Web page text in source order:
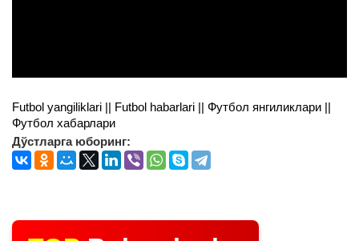
Futbol yangiliklari || Futbol habarlari || Футбол янгиликлари ||
Футбол хабарлари
Дўстларга юборинг: